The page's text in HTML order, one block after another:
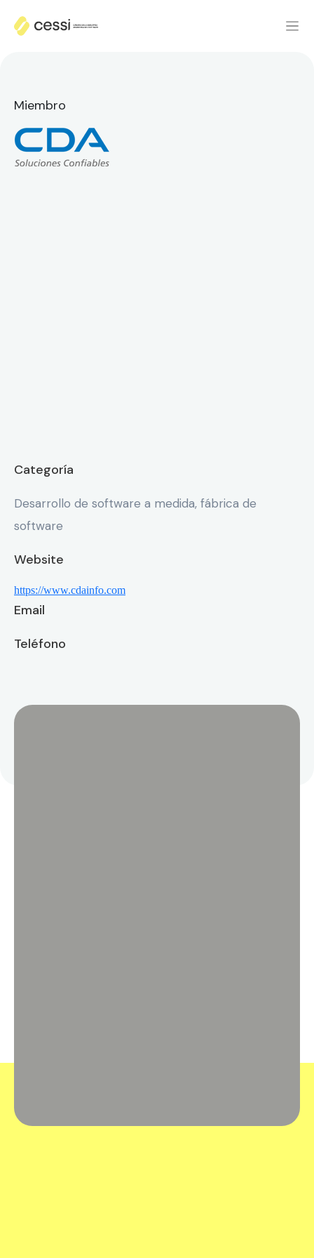
Miembro
Categoría
Desarrollo de software a medida, fábrica de
software
Website
https://www.cdainfo.com
Email
Teléfono